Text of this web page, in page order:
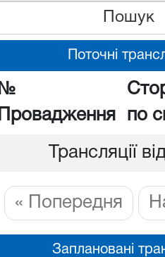
Пошук
Поточні
№
Провадження
по
Трансляції
« Попередня
Заплановані